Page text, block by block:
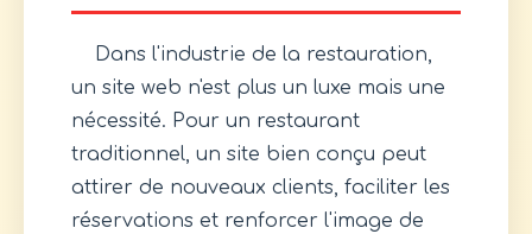
Dans l'industrie de la restauration,
un site web n'est plus un luxe mais une
nécessité. Pour un restaurant
traditionnel, un site bien conçu peut
attirer de nouveaux clients, faciliter les
réservations et renforcer l'image de